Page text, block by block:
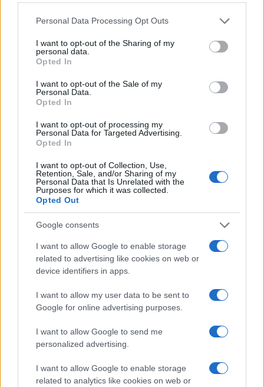
Please note that this website/app uses one or more Google
not limited to your visit or usage behaviour. You may click to
grant or deny consent to Google and its third-party tags to
use your data for below specified purposes in below Google
consent section.
Personal Data Processing Opt Outs
I want to opt-out of the Sharing of my
personal data.
Opted In
I want to opt-out of the Sale of my
Personal Data.
Opted In
I want to opt-out of processing my
Personal Data for Targeted Advertising.
Opted In
I want to opt-out of Collection, Use,
Retention, Sale, and/or Sharing of my
Personal Data that Is Unrelated with the
Purposes for which it was collected.
Opted Out
Google consents
I want to allow Google to enable storage
related to advertising like cookies on web or
device identifiers in apps.
I want to allow my user data to be sent to
Google for online advertising purposes.
I want to allow Google to send me
personalized advertising.
I want to allow Google to enable storage
related to analytics like cookies on web or
nomi: da allora predilige verifiche sul campo.
e custodisce una collezione di vecchie
mappe della città.
Continua a leggere